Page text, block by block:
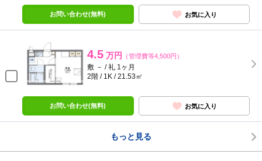
お問い合わせ(無料) お気に入り
4.5 万円 （管理費等4,500円）
敷 － / 礼 1ヶ月
2階 / 1K / 21.53㎡
お問い合わせ(無料) お気に入り
もっと見る